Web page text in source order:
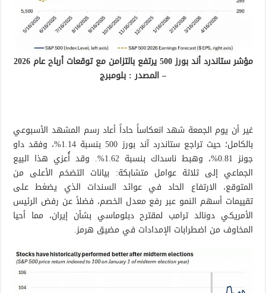
مؤشر ستاندرد أند بورز 500 يرتفع بالتزامن مع توقعات أرباح عام 2026
– المصدر : بلومبرج
غير أن يوم الجمعة شهد انعكاساً حاداً أعاد رسم المشهد الأسبوعي
بالكامل؛ حيث تراجع ستاندرد آند بورز 500 بنسبة 1.14%، وفقد داو
جونز 0.81%، وهبط ناسداك بنسبة 1.62%. وقد أُعزي هذا البيع
الجماعي إلى ثلاثة عوامل متشابكة: بيانات التضخم الأعلى من
المتوقع، الارتفاع الحاد في عوائد السندات الذي يضغط على
تقييمات أسهم النمو عبر رفع معدل الخصم، فضلاً عن رفض الرئيس
الأمريكي دونالد ترامب لمقترح دبلوماسي بشأن إيران، مما أحيا
المخاوف من اضطرابات الإمدادات في مضيق هرمز.